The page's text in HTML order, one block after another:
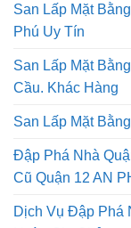
San Lấp Mặt
Phú Uy Tín
San Lấp Mặt
Cầu. Khác Hàng
San Lấp Mặt
Đập Phá Nhà
Cũ Quận 12 AN
Dịch Vụ Đập Phá